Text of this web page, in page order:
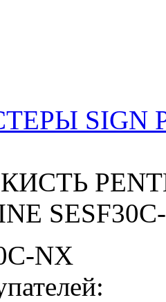
SIGN
NX